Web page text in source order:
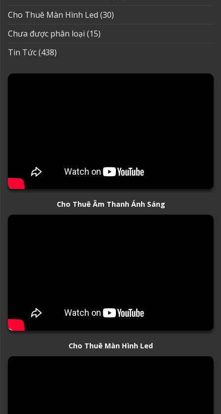
Cho Thuê Màn Hình Led (30)
Chưa được phân loại (15)
Tin Tức(438)
Cho Thuê Âm Thanh Ánh Sáng
Cho Thuê Màn Hình Led